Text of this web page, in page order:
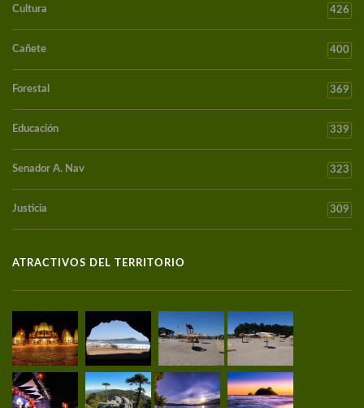
Cultura 426
Cañete 400
Forestal 369
Educación 339
Senador A. Nav 323
Justicia 309
ATRACTIVOS DEL TERRITORIO